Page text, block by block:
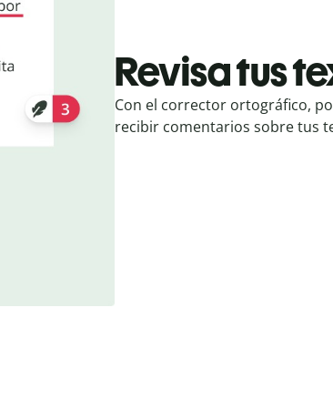
Revisa tus
Con el corrector ortográfico,
recibir comentarios sobre tus